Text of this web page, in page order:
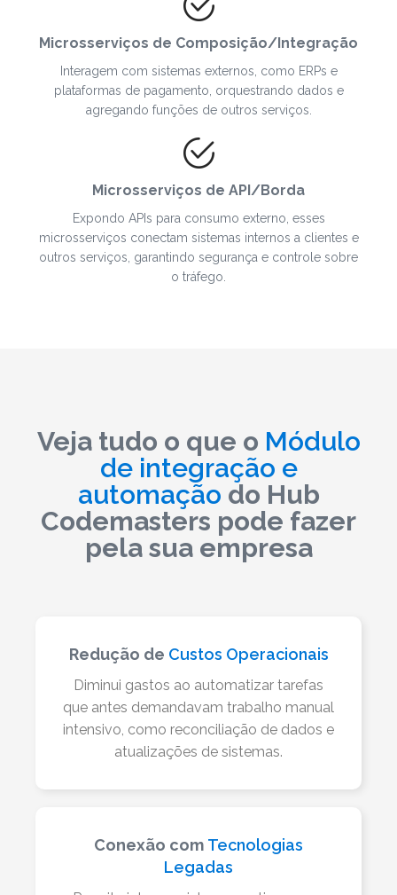
Microsserviços de Composição/Integração
Interagem com sistemas externos, como ERPs e
plataformas de pagamento, orquestrando dados e
agregando funções de outros serviços.
Microsserviços de API/Borda
Expondo APIs para consumo externo, esses
microsserviços conectam sistemas internos a clientes e
outros serviços, garantindo segurança e controle sobre
o tráfego.
Veja tudo o que o Módulo
de integração e
automação do Hub
Codemasters pode fazer
pela sua empresa
Redução de Custos Operacionais
Diminui gastos ao automatizar tarefas
que antes demandavam trabalho manual
intensivo, como reconciliação de dados e
atualizações de sistemas.
Conexão com Tecnologias
Legadas